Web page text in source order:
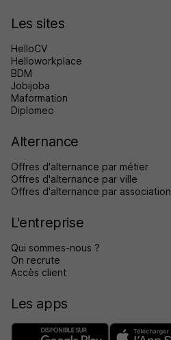
Les sites
HelloCV
Helloworkplace
BDM
Jobijoba
Maformation
Diplomeo
Alternance
Offres d'alternance par métier
Offres d'alternance par ville
Offres d'alternance par association
L'entreprise
Qui sommes-nous ?
On recrute
Accès client
Les apps